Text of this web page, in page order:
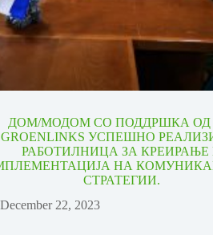
ДОМ/МОДОМ СО ПОДДРШКА ОД
GROENLINKS УСПЕШНО
РАБОТИЛНИЦА ЗА КРЕИРАЊЕ
НА
СТРАТЕГИИ.
December 22, 2023